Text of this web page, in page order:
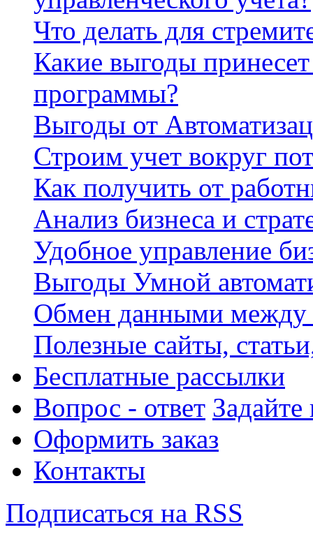
Что делать для
Какие выгоды
программы?
Выгоды от
Строим учет вокруг
Как получить от
Анализ бизнеса и
Удобное управление
Выгоды Умной
Обмен данными между
Полезные сайты,
Бесплатные рассылки
Вопрос - ответ
Оформить заказ
Контакты
Подписаться на RSS